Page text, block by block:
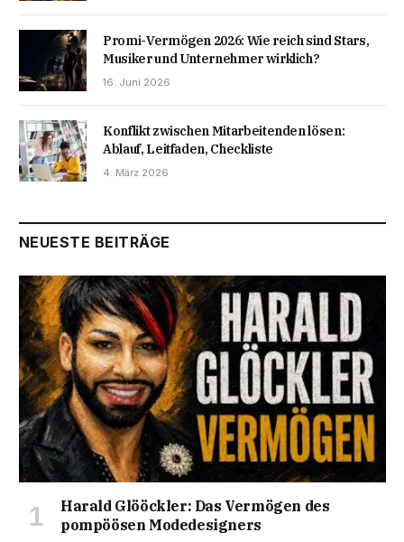
Promi-Vermögen 2026: Wie reich sind Stars,
Musiker und Unternehmer wirklich?
16. Juni 2026
Konflikt zwischen Mitarbeitenden lösen:
Ablauf, Leitfaden, Checkliste
4. März 2026
NEUESTE BEITRÄGE
Harald Glööckler: Das Vermögen des
pompöösen Modedesigners